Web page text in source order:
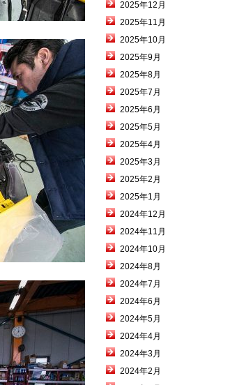
2025年12月
2025年11月
2025年10月
2025年9月
2025年8月
2025年7月
2025年6月
2025年5月
2025年4月
2025年3月
2025年2月
2025年1月
2024年12月
2024年11月
2024年10月
2024年8月
2024年7月
2024年6月
2024年5月
2024年4月
2024年3月
2024年2月